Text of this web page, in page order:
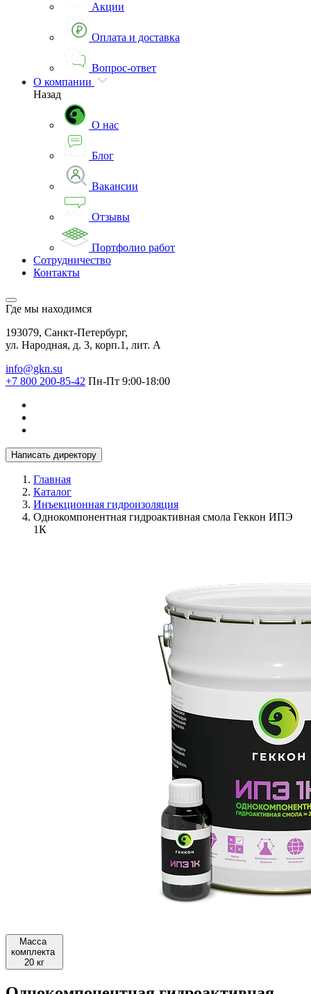
Акции
Оплата и доставка
Вопрос-ответ
О компании
Назад
О нас
Блог
Вакансии
Отзывы
Портфолио работ
Сотрудничество
Контакты
Где мы находимся
193079, Санкт-Петербург,
ул. Народная, д. 3, корп.1, лит. А
info@gkn.su
+7 800 200-85-42 Пн-Пт 9:00-18:00
Написать директору
Главная
Каталог
Инъекционная гидроизоляция
Однокомпонентная гидроактивная смола Геккон ИПЭ
1К
Масса
комплекта
20 кг